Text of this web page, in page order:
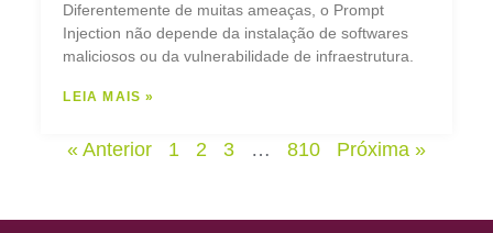
Diferentemente de muitas ameaças, o Prompt
Injection não depende da instalação de softwares
maliciosos ou da vulnerabilidade de infraestrutura.
LEIA MAIS »
« Anterior 1 2 3 … 810 Próxima »